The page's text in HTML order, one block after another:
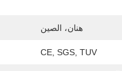
هنان، الصين
CE, SGS, TUV